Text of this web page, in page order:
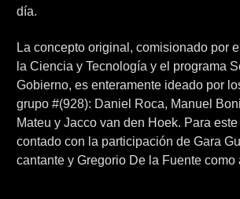
día.
La concepto original, comisionado por
la Ciencia y Tecnología y el programa
Gobierno, es enteramente ideado por
grupo #(928): Daniel Roca, Manuel
Mateu y Jacco van den Hoek. Para
contado con la participación de Gara
cantante y Gregorio De la Fuente como